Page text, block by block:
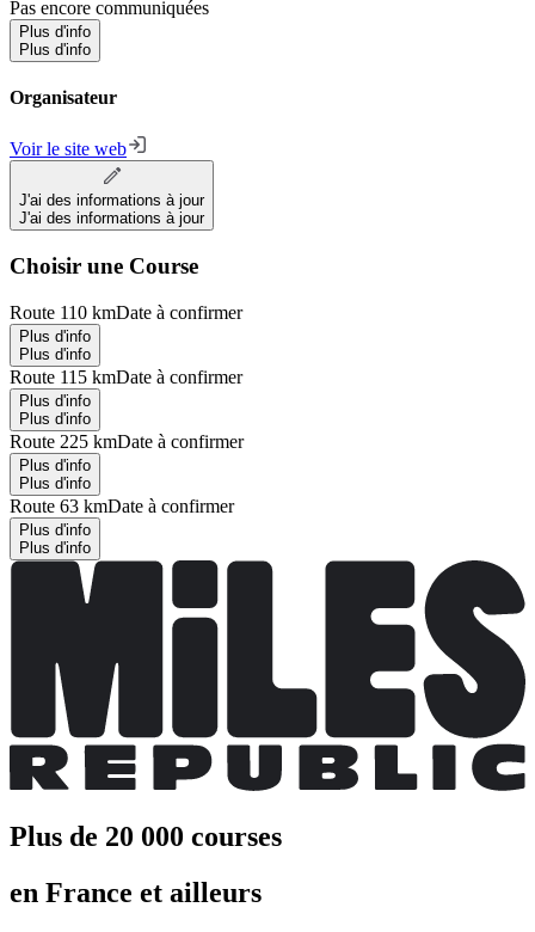
Pas encore communiquées
Plus d'info
Plus d'info
Organisateur
Voir le site web
J'ai des informations à jour
J'ai des informations à jour
Choisir une Course
Route 110 kmDate à confirmer
Plus d'info
Plus d'info
Route 115 kmDate à confirmer
Plus d'info
Plus d'info
Route 225 kmDate à confirmer
Plus d'info
Plus d'info
Route 63 kmDate à confirmer
Plus d'info
Plus d'info
Plus de 20 000 courses
en France et ailleurs